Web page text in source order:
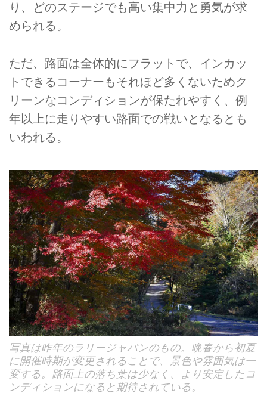
り、どのステージでも高い集中力と勇気が求
められる。
ただ、路面は全体的にフラットで、インカッ
トできるコーナーもそれほど多くないためク
リーンなコンディションが保たれやすく、例
年以上に走りやすい路面での戦いとなるとも
いわれる。
写真は昨年のラリージャパンのもの。晩春から初夏
に開催時期が変更されることで、景色や雰囲気は一
変する。路面上の落ち葉は少なく、より安定したコ
ンディションになると期待されている。